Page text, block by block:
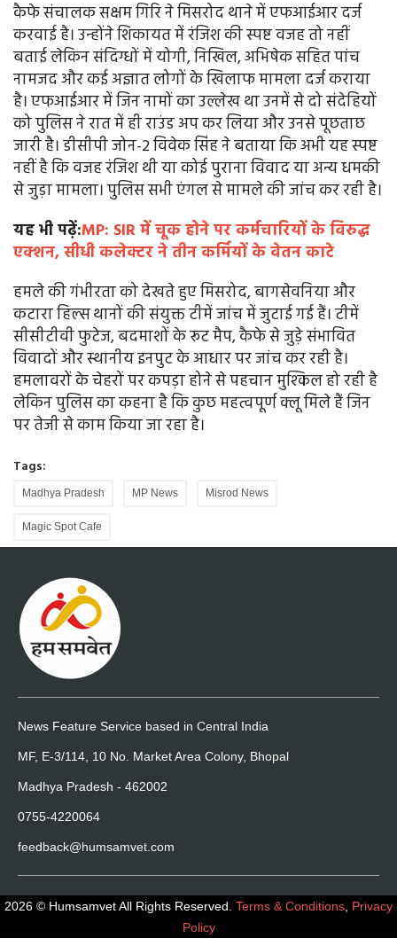
कैफे संचालक सक्षम गिरि ने मिसरोद थाने में एफआईआर दर्ज
करवाई है। उन्होंने शिकायत में रंजिश की स्पष्ट वजह तो नहीं
बताई लेकिन संदिग्धों में योगी, निखिल, अभिषेक सहित पांच
नामजद और कई अज्ञात लोगों के खिलाफ मामला दर्ज कराया
है। एफआईआर में जिन नामों का उल्लेख था उनमें से दो संदेहियों
को पुलिस ने रात में ही राउंड अप कर लिया और उनसे पूछताछ
जारी है। डीसीपी जोन-2 विवेक सिंह ने बताया कि अभी यह स्पष्ट
नहीं है कि वजह रंजिश थी या कोई पुराना विवाद या अन्य धमकी
से जुड़ा मामला। पुलिस सभी एंगल से मामले की जांच कर रही है।
यह भी पढ़ें:MP: SIR में चूक होने पर कर्मचारियों के विरुद्ध
एक्शन, सीधी कलेक्टर ने तीन कर्मियों के वेतन काटे
हमले की गंभीरता को देखते हुए मिसरोद, बागसेवनिया और
कटारा हिल्स थानों की संयुक्त टीमें जांच में जुटाई गई हैं। टीमें
सीसीटीवी फुटेज, बदमाशों के रूट मैप, कैफे से जुड़े संभावित
विवादों और स्थानीय इनपुट के आधार पर जांच कर रही है।
हमलावरों के चेहरों पर कपड़ा होने से पहचान मुश्किल हो रही है
लेकिन पुलिस का कहना है कि कुछ महत्वपूर्ण क्लू मिले हैं जिन
पर तेजी से काम किया जा रहा है।
Tags:
Madhya Pradesh MP News Misrod News
Magic Spot Cafe
News Feature Service based in Central India
MF, E-3/114, 10 No. Market Area Colony, Bhopal
Madhya Pradesh - 462002
0755-4220064
feedback@humsamvet.com
2026 © Humsamvet All Rights Reserved. Terms & Conditions Privacy
Policy